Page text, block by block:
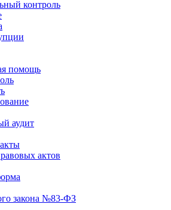
контроль
помощь
аудит
актов
закона №83-ФЗ